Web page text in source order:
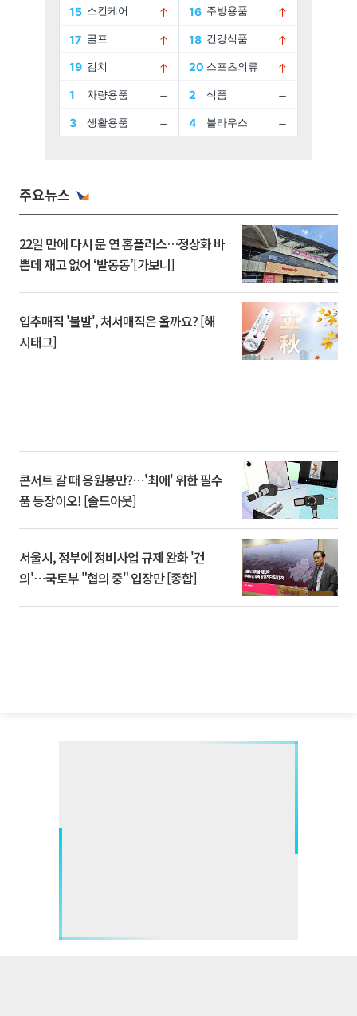
주요뉴스
22일 만에 다시 문 연 홈플러스…정상화 바
쁜데 재고 없어 ‘발동동’[가보니]
입추매직 '불발', 처서매직은 올까요? [해
시태그]
콘서트 갈 때 응원봉만?⋯'최애' 위한 필수
품 등장이오! [솔드아웃]
서울시, 정부에 정비사업 규제 완화 '건
의'⋯국토부 "협의 중" 입장만 [종합]